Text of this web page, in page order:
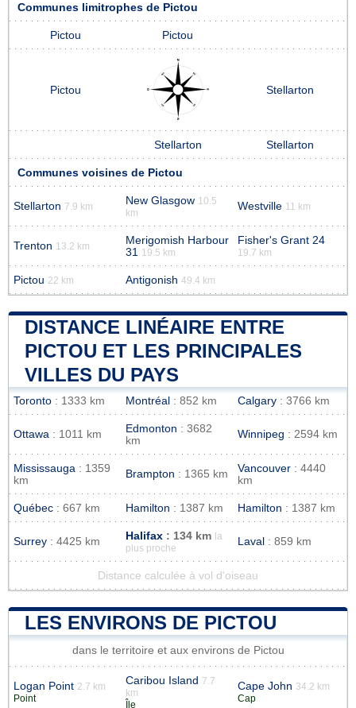
Communes limitrophes de Pictou
Pictou Pictou
Pictou Stellarton
Stellarton Stellarton
Communes voisines de Pictou
Stellarton 7.9 km New Glasgow 10.5
km
Westville 11 km
Trenton 13.2 km
Merigomish Harbour
31
19.5 km
Fisher's Grant 24
19.7 km
Pictou 22 km Antigonish 49.4 km
DISTANCE LINÉAIRE ENTRE
PICTOU ET LES PRINCIPALES
VILLES DU PAYS
Toronto : 1333 km Montréal : 852 km Calgary : 3766 km
Ottawa : 1011 km Edmonton : 3682
km
Winnipeg : 2594 km
Mississauga : 1359
km
Brampton : 1365 km Vancouver : 4440
km
Québec : 667 km Hamilton : 1387 km Hamilton : 1387 km
Surrey : 4425 km Halifax : 134 km
la
plus proche
Laval : 859 km
Distance calculée à vol d'oiseau
LES ENVIRONS DE PICTOU
dans le territoire et aux environs de Pictou
Logan Point 2.7 km
Point
Caribou Island 7.7
km
Île
Cape John 34.2 km
Cap